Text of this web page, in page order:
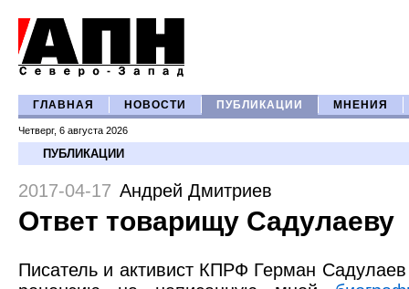
ГЛАВНАЯ НОВОСТИ ПУБЛИКАЦИИ МНЕНИЯ
Четверг, 6 августа 2026
ПУБЛИКАЦИИ
2017-04-17 Андрей Дмитриев
Ответ товарищу Садулаеву
Писатель и активист КПРФ Герман